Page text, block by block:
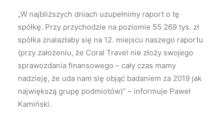
„W najbliższych dniach uzupełnimy raport o tę
spółkę. Przy przychodzie na poziomie 55 269 tys. zł
spółka znalazłaby się na 12. miejscu naszego raportu
(przy założeniu, że Coral Travel nie złoży swojego
sprawozdania finansowego – cały czas mamy
nadzieję, że uda nam się objąć badaniem za 2019 jak
największą grupę podmiotów)” – informuje Paweł
Kamiński.